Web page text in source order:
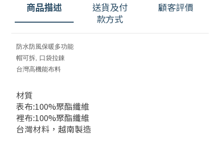
商品描述
送貨及付
款方式
顧客評價
防水防風保暖多功能
帽可拆, 口袋拉錬
台灣高機能布料
材質
表布:100%聚酯纖維
裡布:100%聚酯纖維
台灣材料，越南製造